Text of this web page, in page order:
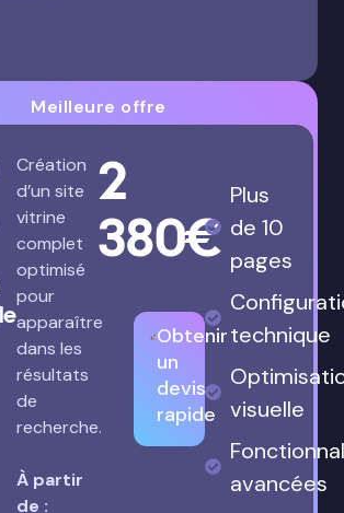
Meilleure offre
Création
d’un site
vitrine
complet
optimisé
pour
apparaître
dans les
résultats
de
recherche.
À partir
de :
2
380€
Obtenir
un
devis
rapide
Plus
de 10
pages
technique
visuelle
avancées